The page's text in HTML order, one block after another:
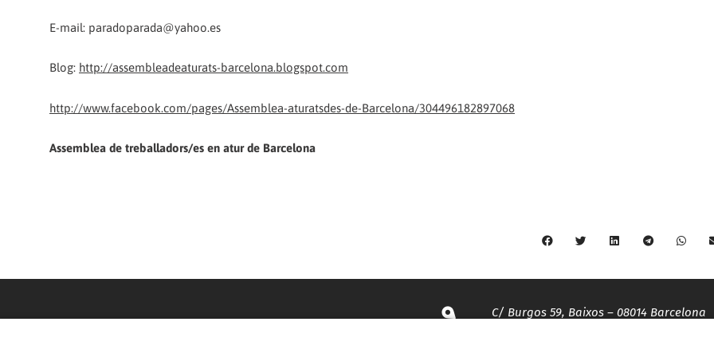
E-mail: paradoparada@yahoo.es
Blog: http://assembleadeaturats-barcelona.blogspot.com
http://www.facebook.com/pages/Assemblea-aturatsdes-de-Barcelona/304496182897068
Assemblea de treballadors/es en atur de Barcelona
C/ Burgos 59, Baixos – 08014 Barcelona